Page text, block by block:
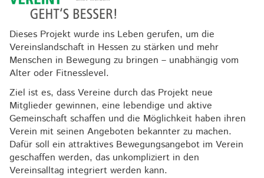
Dieses Projekt wurde ins Leben gerufen, um die
Vereinslandschaft in Hessen zu stärken und mehr
Menschen in Bewegung zu bringen – unabhängig vom
Alter oder Fitnesslevel.
Ziel ist es, dass Vereine durch das Projekt neue
Mitglieder gewinnen, eine lebendige und aktive
Gemeinschaft schaffen und die Möglichkeit haben ihren
Verein mit seinen Angeboten bekannter zu machen.
Dafür soll ein attraktives Bewegungsangebot im Verein
geschaffen werden, das unkompliziert in den
Vereinsalltag integriert werden kann.